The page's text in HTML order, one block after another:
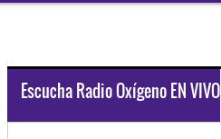
Escucha Radio Oxígeno EN VIVO